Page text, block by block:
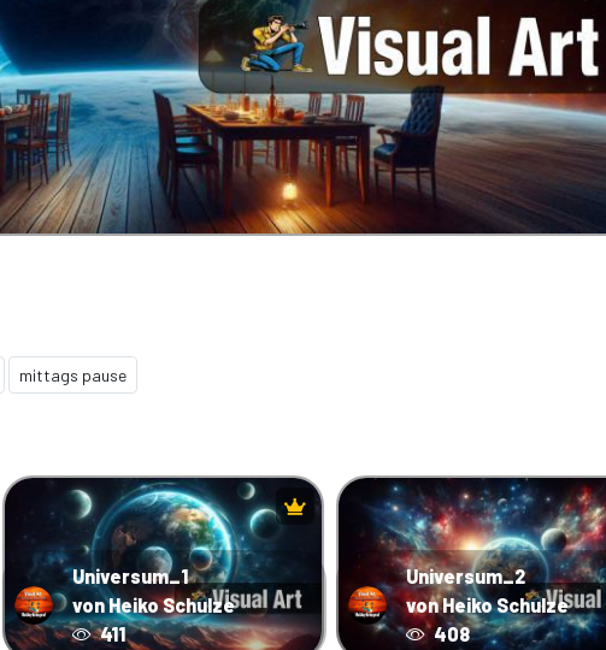
mittags pause
Universum_1
von Heiko Schulze
411
Universum_2
von Heiko Schulze
408